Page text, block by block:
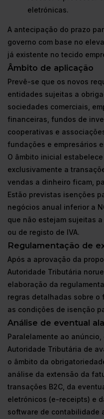
eletrónicas.
A antecipação do prazo
governo com base no
já existente no tecido
Âmbito de aplicação
Prevê-se que os novos
entidades sujeitas a
sociedades comerciais,
financeiras, fundos de
cooperativas e
fundações e empresários
O âmbito inicial
exclusivamente a
vendas a dinheiro ficam,
Estão previstas isenções
negócios anual inferior a
que não estejam sujeitas
ou de registo de IVA.
Regulamentação de
Após a aprovação da
Autoridade Tributária
elaboração da
regras detalhadas sobre o
as condições de isenção
Análise de eventual
Paralelamente ao
Autoridade Tributária de
o âmbito da
análise da extensão da
transações B2C, da
eletrónicos (e-receipts) e
software de contabilidade